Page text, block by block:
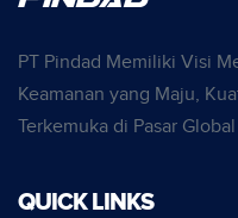
PT Pindad Memiliki Visi
Keamanan yang Maju,
Terkemuka di Pasar Global
QUICK LINKS